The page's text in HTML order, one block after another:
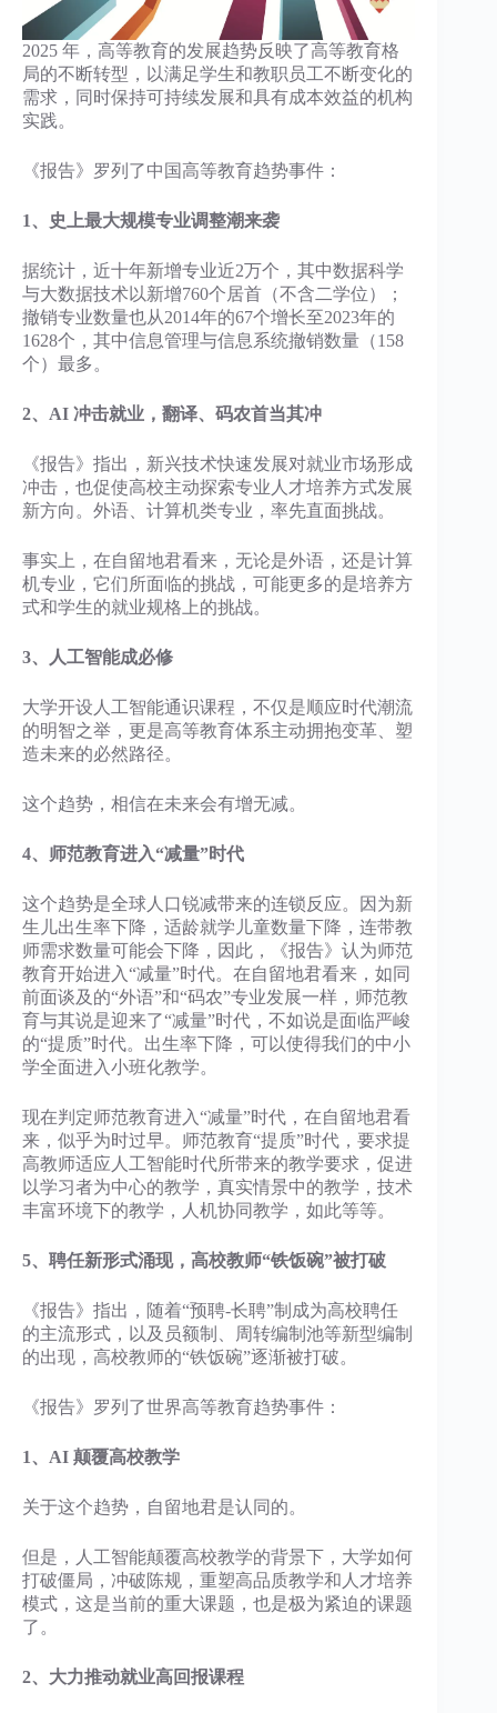
2025 年，高等教育的发展趋势反映了高等教育格
局的不断转型，以满足学生和教职员工不断变化的
需求，同时保持可持续发展和具有成本效益的机构
实践。
《报告》罗列了中国高等教育趋势事件：
1、史上最大规模专业调整潮来袭
据统计，近十年新增专业近2万个，其中数据科学
与大数据技术以新增760个居首（不含二学位）；
撤销专业数量也从2014年的67个增长至2023年的
1628个，其中信息管理与信息系统撤销数量（158
个）最多。
2、AI 冲击就业，翻译、码农首当其冲
《报告》指出，新兴技术快速发展对就业市场形成
冲击，也促使高校主动探索专业人才培养方式发展
新方向。外语、计算机类专业，率先直面挑战。
事实上，在自留地君看来，无论是外语，还是计算
机专业，它们所面临的挑战，可能更多的是培养方
式和学生的就业规格上的挑战。
3、人工智能成必修
大学开设人工智能通识课程，不仅是顺应时代潮流
的明智之举，更是高等教育体系主动拥抱变革、塑
造未来的必然路径。
这个趋势，相信在未来会有增无减。
4、师范教育进入“减量”时代
这个趋势是全球人口锐减带来的连锁反应。因为新
生儿出生率下降，适龄就学儿童数量下降，连带教
师需求数量可能会下降，因此，《报告》认为师范
教育开始进入“减量”时代。在自留地君看来，如同
前面谈及的“外语”和“码农”专业发展一样，师范教
育与其说是迎来了“减量”时代，不如说是面临严峻
的“提质”时代。出生率下降，可以使得我们的中小
学全面进入小班化教学。
现在判定师范教育进入“减量”时代，在自留地君看
来，似乎为时过早。师范教育“提质”时代，要求提
高教师适应人工智能时代所带来的教学要求，促进
以学习者为中心的教学，真实情景中的教学，技术
丰富环境下的教学，人机协同教学，如此等等。
5、聘任新形式涌现，高校教师“铁饭碗”被打破
《报告》指出，随着“预聘-长聘”制成为高校聘任
的主流形式，以及员额制、周转编制池等新型编制
的出现，高校教师的“铁饭碗”逐渐被打破。
《报告》罗列了世界高等教育趋势事件：
1、AI 颠覆高校教学
关于这个趋势，自留地君是认同的。
但是，人工智能颠覆高校教学的背景下，大学如何
打破僵局，冲破陈规，重塑高品质教学和人才培养
模式，这是当前的重大课题，也是极为紧迫的课题
了。
2、大力推动就业高回报课程